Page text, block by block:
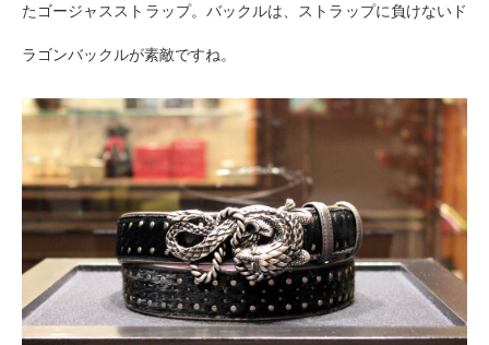
たゴージャスストラップ。バックルは、ストラップに負けないド
ラゴンバックルが素敵ですね。